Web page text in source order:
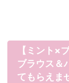
【ミント×
ブラウス＆
てもらえま